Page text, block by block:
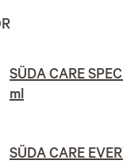
SÜDA CARE
ml
SÜDA CARE